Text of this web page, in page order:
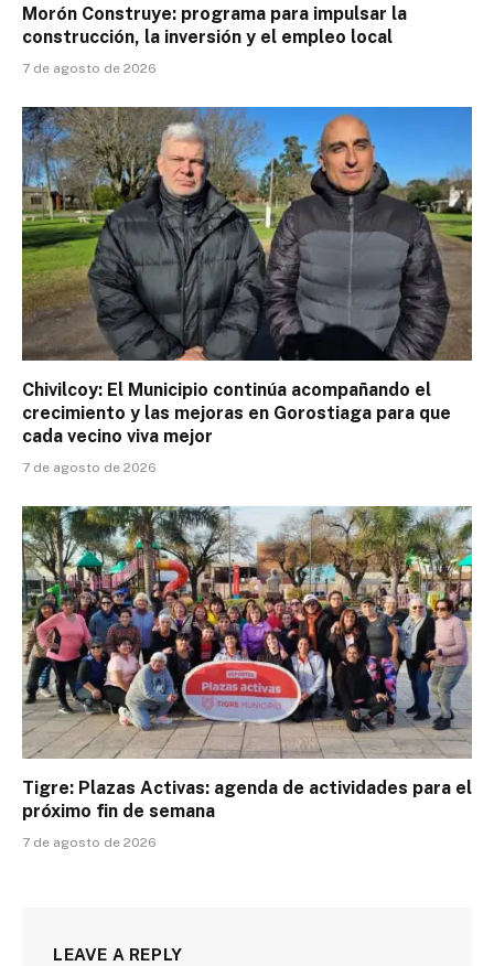
Morón Construye: programa para impulsar la
construcción, la inversión y el empleo local
7 de agosto de 2026
Chivilcoy: El Municipio continúa acompañando el
crecimiento y las mejoras en Gorostiaga para que
cada vecino viva mejor
7 de agosto de 2026
Tigre: Plazas Activas: agenda de actividades para el
próximo fin de semana
7 de agosto de 2026
LEAVE A REPLY